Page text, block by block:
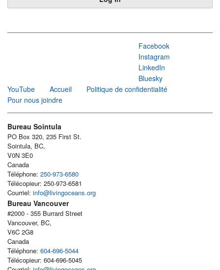
Facebook
Instagram
LinkedIn
Bluesky
YouTube
Accueil
Politique de confidentialité
Pour nous joindre
Bureau Sointula
PO Box 320, 235 First St.
Sointula, BC,
V0N 3E0
Canada
Téléphone: 250-973-6580
Télécopieur: 250-973-6581
Courriel: info@livingoceans.org
Bureau Vancouver
#2000 - 355 Burrard Street
Vancouver, BC,
V6C 2G8
Canada
Téléphone: 604-696-5044
Télécopieur: 604-696-5045